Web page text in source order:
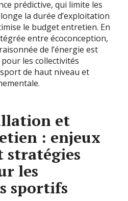
prédictive, qui limite les
la durée d’exploitation
le budget entretien. En
entre écoconception,
de l’énergie est
les collectivités
de haut niveau et
et
: enjeux
stratégies
les
sportifs